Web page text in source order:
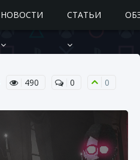
НОВОСТИ СТАТЬИ
490 0 0